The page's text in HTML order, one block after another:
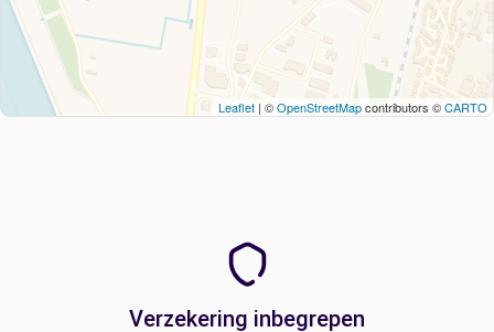
Leaflet | ©OpenStreetMapcontributors ©CARTO
Verzekering inbegrepen